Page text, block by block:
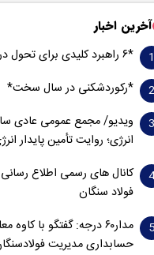
آخرین اخبار
*۶ راهبرد کلیدی برای تحول در گروه فولاد مبارکه*
*رکوردشکنی در سال سخت*
ویدیو/ مجمع عمومی عادی
انرژی؛ روایت تأمین پایدار
کانال های رسمی اطلاع
فولاد سنگان
مدار‌۶٠ درجه: گفتگو با کاوه
حسابداری مدیریت